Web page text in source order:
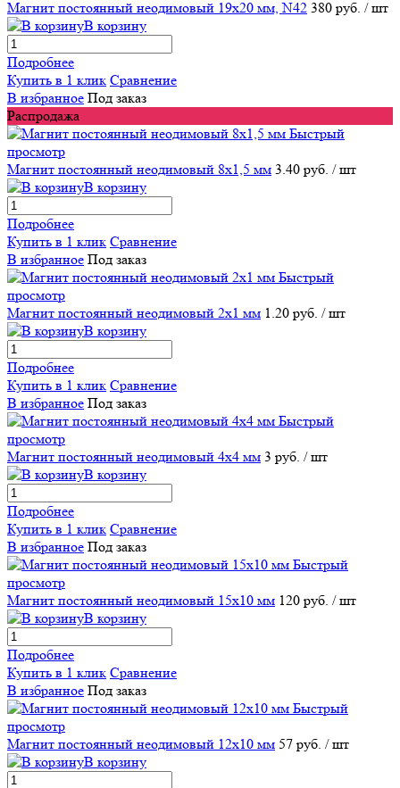
Магнит постоянный неодимовый 19х20 мм, N42 380 руб. / шт
В корзину
Подробнее
Купить в 1 клик Сравнение
В избранное Под заказ
Распродажа
Быстрый
просмотр
Магнит постоянный неодимовый 8х1,5 мм 3.40 руб. / шт
В корзину
Подробнее
Купить в 1 клик Сравнение
В избранное Под заказ
Быстрый
просмотр
Магнит постоянный неодимовый 2х1 мм 1.20 руб. / шт
В корзину
Подробнее
Купить в 1 клик Сравнение
В избранное Под заказ
Быстрый
просмотр
Магнит постоянный неодимовый 4х4 мм 3 руб. / шт
В корзину
Подробнее
Купить в 1 клик Сравнение
В избранное Под заказ
Быстрый
просмотр
Магнит постоянный неодимовый 15х10 мм 120 руб. / шт
В корзину
Подробнее
Купить в 1 клик Сравнение
В избранное Под заказ
Быстрый
просмотр
Магнит постоянный неодимовый 12х10 мм 57 руб. / шт
В корзину